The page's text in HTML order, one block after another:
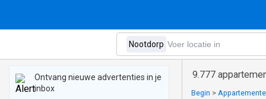
9.777
Begin >
Ontvang nieuwe advertenties in je
inbox